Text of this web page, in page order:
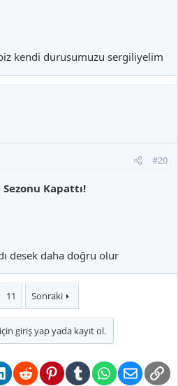
kendi durusumuzu sergiliyelim
#20
Sezonu Kapattı!
desek daha doğru olur
11 Sonraki
giriş yap yada kayıt ol.
LinkedInRedditPinterestTumblrWhatsApp
E-posta